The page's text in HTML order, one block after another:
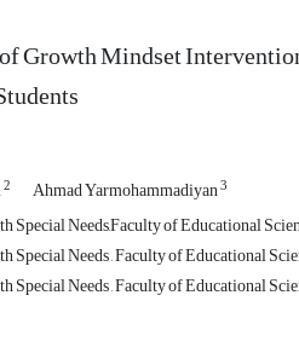
Growth Mindset
2 Ahmad Yarmohammadiyan3
Needs,Faculty of Educational
Needs , Faculty of Educational
Needs , Faculty of Educational